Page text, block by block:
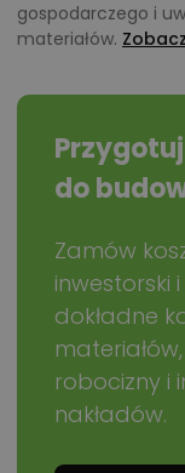
gospodarczego i
materiałów.
do
Zamów
inwestorski
dokładne
robocizny i
nakładów.